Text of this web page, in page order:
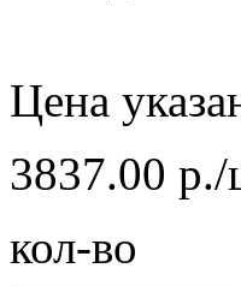
Цена
3837.00
кол-во